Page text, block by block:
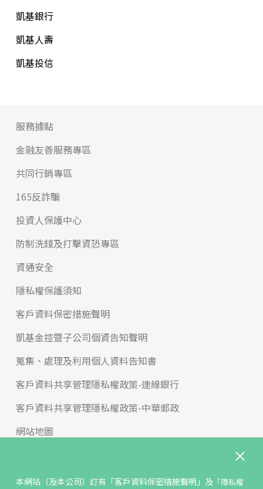
本網站（及本公司）訂有 「客戶資料保密措施聲明」 及「隱私權
凱基銀行
凱基人壽
凱基投信
服務據點
金融友善服務專區
共同行銷專區
165反詐騙
投資人保護中心
防制洗錢及打擊資恐專區
資通安全
隱私權保護須知
客戶資料保密措施聲明
凱基金控暨子公司個資告知聲明
蒐集、處理及利用個人資料告知書
客戶資料共享管理隱私權政策-連線銀行
客戶資料共享管理隱私權政策-中華郵政
網站地圖
免責聲明